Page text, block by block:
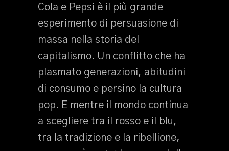
Cola e Pepsi è il più grande
esperimento di persuasione di
massa nella storia del
capitalismo. Un conflitto che ha
plasmato generazioni, abitudini
di consumo e persino la cultura
pop. E mentre il mondo continua
a scegliere tra il rosso e il blu,
tra la tradizione e la ribellione,